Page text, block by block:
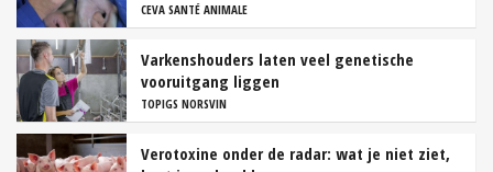
CEVA SANTÉ ANIMALE
Varkenshouders laten veel genetische
vooruitgang liggen
TOPIGS NORSVIN
Verotoxine onder de radar: wat je niet ziet,